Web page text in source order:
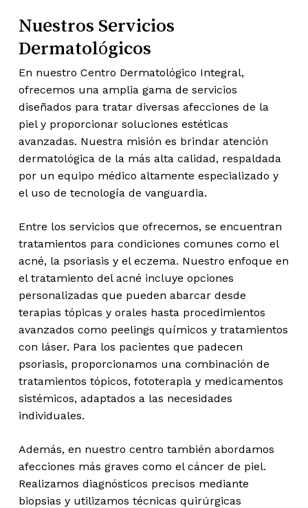
Nuestros Servicios
Dermatológicos
En nuestro Centro Dermatológico Integral,
ofrecemos una amplia gama de servicios
diseñados para tratar diversas afecciones de la
piel y proporcionar soluciones estéticas
avanzadas. Nuestra misión es brindar atención
dermatológica de la más alta calidad, respaldada
por un equipo médico altamente especializado y
el uso de tecnología de vanguardia.
Entre los servicios que ofrecemos, se encuentran
tratamientos para condiciones comunes como el
acné, la psoriasis y el eczema. Nuestro enfoque en
el tratamiento del acné incluye opciones
personalizadas que pueden abarcar desde
terapias tópicas y orales hasta procedimientos
avanzados como peelings químicos y tratamientos
con láser. Para los pacientes que padecen
psoriasis, proporcionamos una combinación de
tratamientos tópicos, fototerapia y medicamentos
sistémicos, adaptados a las necesidades
individuales.
Además, en nuestro centro también abordamos
afecciones más graves como el cáncer de piel.
Realizamos diagnósticos precisos mediante
biopsias y utilizamos técnicas quirúrgicas